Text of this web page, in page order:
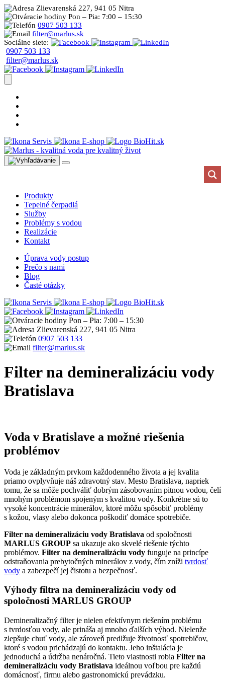
Zlievarenská 227, 941 05 Nitra
Pon – Pia: 7:00 – 15:30
0907 503 133
filter@marlus.sk
Sociálne siete:
0907 503 133
filter@marlus.sk
Servis E-shop
Produkty
Tepelné čerpadlá
Služby
Problémy s vodou
Realizácie
Kontakt
Úprava vody postup
Prečo s nami
Blog
Časté otázky
Servis
E-shop
Pon – Pia: 7:00 – 15:30
Zlievarenská 227, 941 05 Nitra
0907 503 133
filter@marlus.sk
Filter na demineralizáciu vody
Bratislava
Voda v Bratislave a možné riešenia
problémov
Voda je základným prvkom každodenného života a jej kvalita
priamo ovplyvňuje náš zdravotný stav. Mesto Bratislava, napriek
tomu, že sa môže pochváliť dobrým zásobovaním pitnou vodou, čelí
mnohým problémom spojeným s kvalitou vody. Konkrétne sú to
vysoké koncentrácie minerálov, ktoré môžu spôsobiť problémy
s kožou, vlasy alebo dokonca poškodiť domáce spotrebiče.
Filter na demineralizáciu vody Bratislava od spoločnosti
MARLUS GROUP sa ukazuje ako skvelé riešenie týchto
problémov. Filter na demineralizáciu vody funguje na princípe
odstraňovania prebytočných minerálov z vody, čím zníži tvrdosť
vody a zabezpečí jej čistotu a bezpečnosť.
Výhody filtra na demineralizáciu vody od
spoločnosti MARLUS GROUP
Demineralizačný filter je nielen efektívnym riešením problému
s tvrdosťou vody, ale prináša aj mnoho ďalších výhod. Nielenže
zlepšuje chuť vody, ale zároveň predlžuje životnosť spotrebičov,
ktoré s vodou prichádzajú do kontaktu. Jeho inštalácia je
jednoduchá a údržba nenáročná. Tieto vlastnosti robia Filter na
demineralizáciu vody Bratislava ideálnou voľbou pre každú
domácnosť, firmu alebo gastronomickú prevádzku.